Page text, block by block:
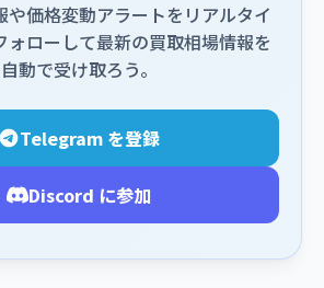
や価格変動アラートをリアルタイ
ォローして最新の買取相場情報を
自動で受け取ろう。
Telegram を登録
Discord に参加